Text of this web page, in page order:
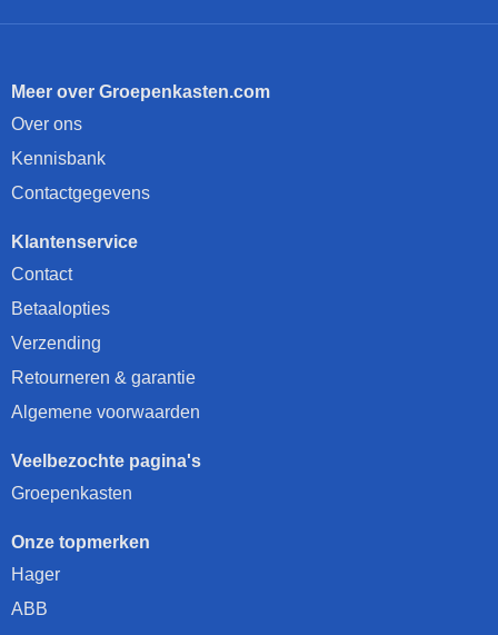
Meer over Groepenkasten.com
Over ons
Kennisbank
Contactgegevens
Klantenservice
Contact
Betaalopties
Verzending
Retourneren & garantie
Algemene voorwaarden
Veelbezochte pagina's
Groepenkasten
Onze topmerken
Hager
ABB